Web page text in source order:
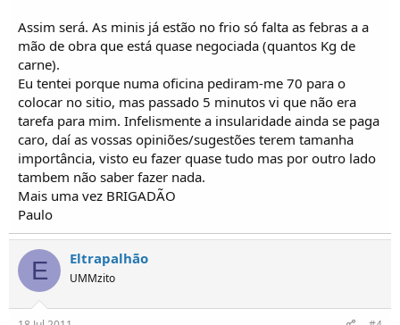
Assim será. As minis já estão no frio só falta as febras a a
mão de obra que está quase negociada (quantos Kg de
carne).
Eu tentei porque numa oficina pediram-me 70 para o
colocar no sitio, mas passado 5 minutos vi que não era
tarefa para mim. Infelismente a insularidade ainda se paga
caro, daí as vossas opiniões/sugestões terem tamanha
importância, visto eu fazer quase tudo mas por outro lado
tambem não saber fazer nada.
Mais uma vez BRIGADÃO
Paulo
E Eltrapalhão
UMMzito